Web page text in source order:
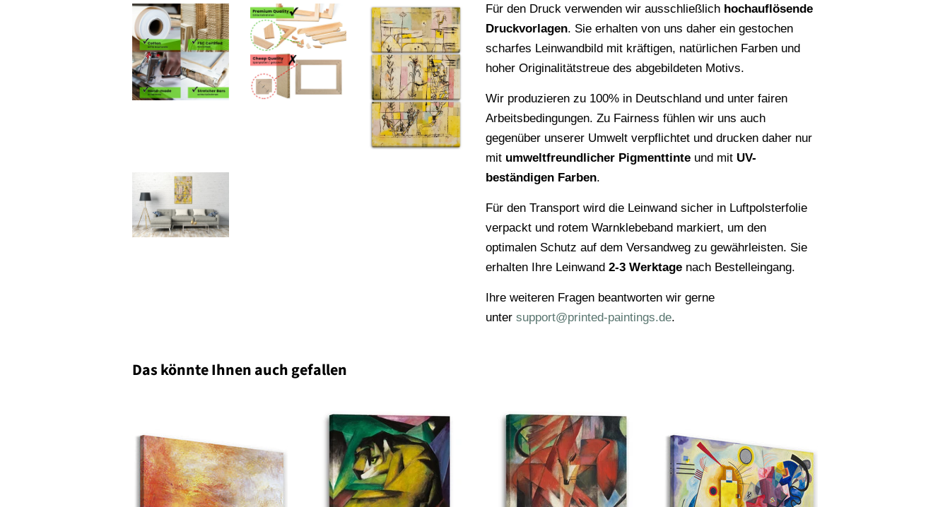
Für den Druck verwenden wir ausschließlich hochauflösende
Druckvorlagen. Sie erhalten von uns daher ein gestochen
scharfes Leinwandbild mit kräftigen, natürlichen Farben und
hoher Originalitätstreue des abgebildeten Motivs.
Wir produzieren zu 100% in Deutschland und unter fairen
Arbeitsbedingungen. Zu Fairness fühlen wir uns auch
gegenüber unserer Umwelt verpflichtet und drucken daher nur
mit umweltfreundlicher Pigmenttinte und mit UV-
beständigen Farben.
Für den Transport wird die Leinwand sicher in Luftpolsterfolie
verpackt und rotem Warnklebeband markiert, um den
optimalen Schutz auf dem Versandweg zu gewährleisten. Sie
erhalten Ihre Leinwand 2-3 Werktage nach Bestelleingang.
Ihre weiteren Fragen beantworten wir gerne
unter support@printed-paintings.de.
Das könnte Ihnen auch gefallen